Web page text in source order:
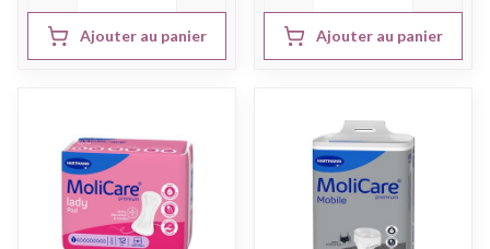
Ajouter au panier Ajouter au panier